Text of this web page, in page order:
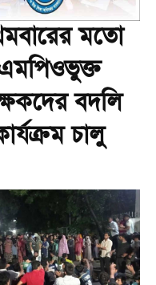
মতো
বদলি
চালু